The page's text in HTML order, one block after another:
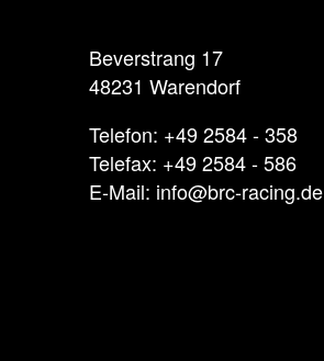
Beverstrang 17
48231 Warendorf
Telefon: +49 2584 - 358
Telefax: +49 2584 - 586
E-Mail: info@brc-racing.de